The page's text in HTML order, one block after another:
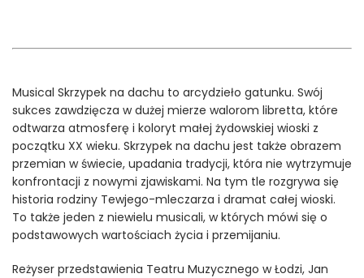
Musical Skrzypek na dachu to arcydzieło gatunku. Swój
sukces zawdzięcza w dużej mierze walorom libretta, które
odtwarza atmosferę i koloryt małej żydowskiej wioski z
początku XX wieku. Skrzypek na dachu jest także obrazem
przemian w świecie, upadania tradycji, która nie wytrzymuje
konfrontacji z nowymi zjawiskami. Na tym tle rozgrywa się
historia rodziny Tewjego-mleczarza i dramat całej wioski.
To także jeden z niewielu musicali, w których mówi się o
podstawowych wartościach życia i przemijaniu.
Reżyser przedstawienia Teatru Muzycznego w Łodzi, Jan